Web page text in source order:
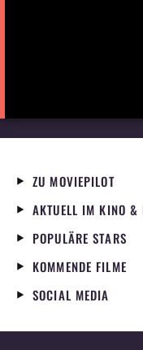
ZU MOVIEPILOT
AKTUELL IM KINO &
POPULÄRE STARS
KOMMENDE FILME
SOCIAL MEDIA